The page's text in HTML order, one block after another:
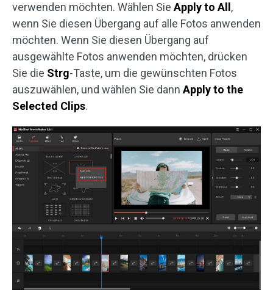
verwenden möchten. Wählen SieApply to All ,
wenn Sie diesen Übergang auf alle Fotos anwenden
möchten. Wenn Sie diesen Übergang auf
ausgewählte Fotos anwenden möchten, drücken
Sie die Strg-Taste, um die gewünschten Fotos
auszuwählen, und wählen Sie dannApply to the
Selected Clips.